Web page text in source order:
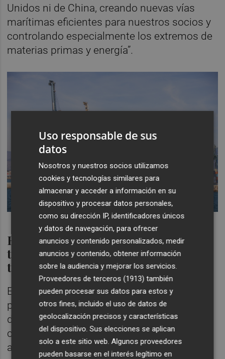
Unidos ni de China, creando nuevas vías
marítimas eficientes para nuestros socios y
controlando especialmente los extremos de
materias primas y energía”.
Reducción de un 30% del coste de
transporte con el uso de nuevas
tecnologías
Este experto también ha mencionado la IA
para potenciar el control sobre las cadenas
de valor y la implementación de sistemas
capaces de diseñar productos más
avanzados.
Uso responsable de sus
datos
Nosotros y nuestros socios utilizamos
cookies y tecnologías similares para
almacenar y acceder a información en su
dispositivo y procesar datos personales,
como su dirección IP, identificadores únicos
y datos de navegación, para ofrecer
anuncios y contenido personalizados, medir
anuncios y contenido, obtener información
sobre la audiencia y mejorar los servicios.
Proveedores de terceros (1913) también
pueden procesar sus datos para estos y
otros fines, incluido el uso de datos de
geolocalización precisos y características
del dispositivo. Sus elecciones se aplican
solo a este sitio web. Algunos proveedores
pueden basarse en el interés legítimo en